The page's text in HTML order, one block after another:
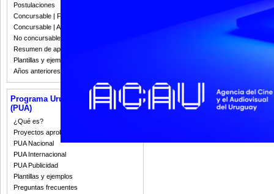
Postulaciones
Concursable | Fallos 2023
Concursable | Actas y Resoluciones
No concursable | Actas y Resoluciones
Resumen de apoyos 2008-2022
Plantillas y ejemplos
Años anteriores
Programa Uruguay Audiovisual
(PUA)
¿Qué es?
Proyectos aprobados
PUA Nacional
PUA Internacional
PUA Publicidad
Plantillas y ejemplos
Preguntas frecuentes
Aquellas obras y
arriba y además
Este formulario
FORMULARIO EN
Seleccione ENVIAR y